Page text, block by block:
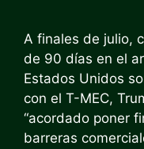
A finales de julio,
de 90 días en el
Estados Unidos
con el T-MEC,
“acordado poner
barreras